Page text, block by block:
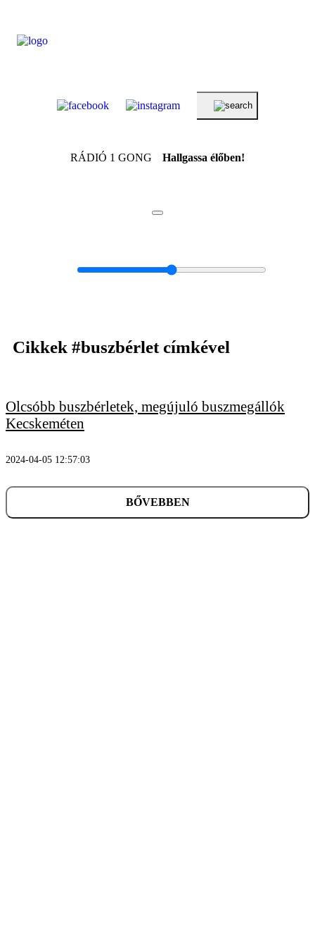
KERESÉS
RÁDIÓ 1 GONG Hallgassa élőben!
Cikkek #buszbérletcímkével
Olcsóbb buszbérletek, megújuló buszmegállók
Kecskeméten
2024-04-05 12:57:03
BŐVEBBEN